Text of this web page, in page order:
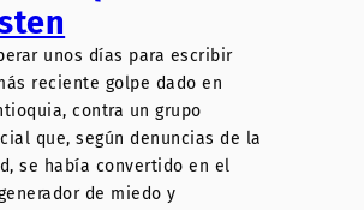
unos días para escribir
reciente golpe dado en
contra un grupo
que, según denuncias de la
se había convertido en el
de miedo y